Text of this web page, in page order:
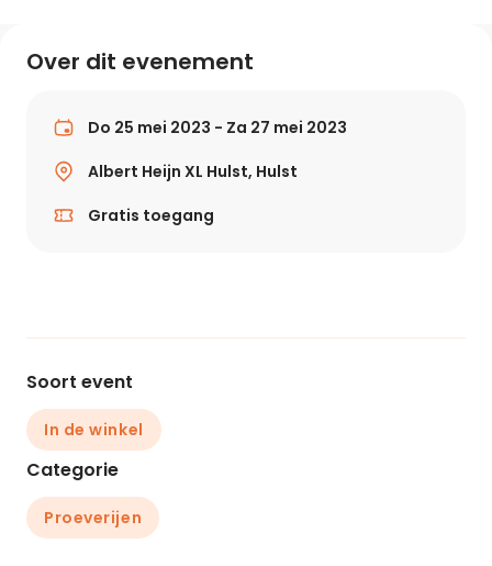
Over dit evenement
Do 25 mei 2023 - Za 27 mei 2023
Albert Heijn XL Hulst, Hulst
Gratis toegang
Soort event
In de winkel
Categorie
Proeverijen